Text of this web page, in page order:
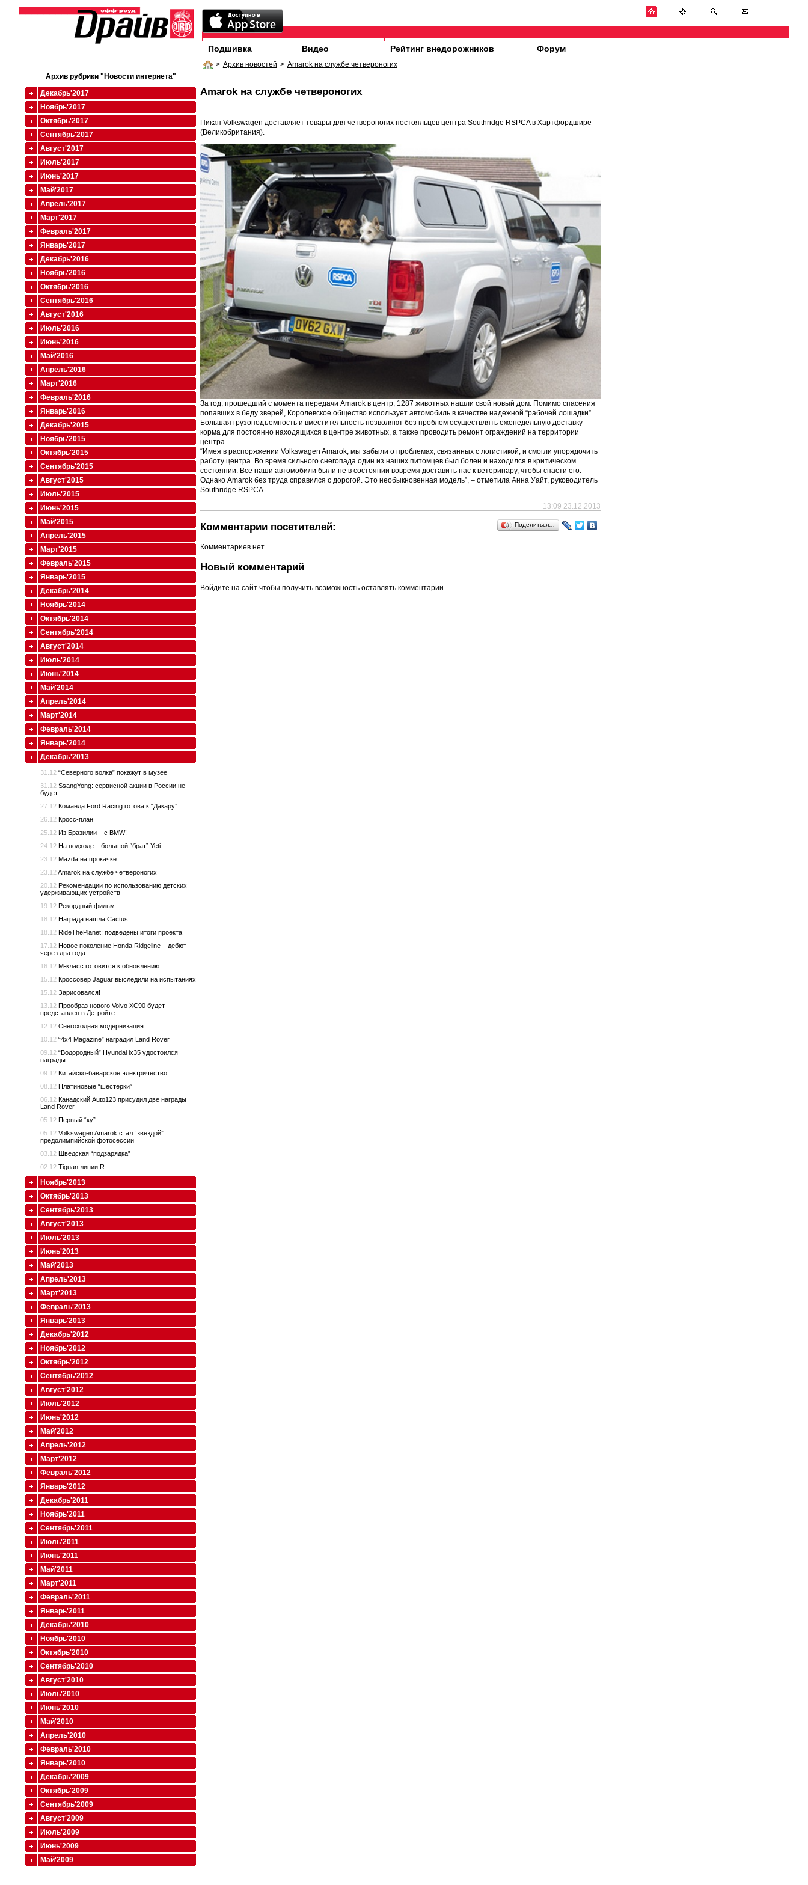
Подшивка Видео Рейтинг внедорожников Форум
> Архив новостей > Amarok на службе четвероногих
Amarok на службе четвероногих
Пикап Volkswagen доставляет товары для четвероногих постояльцев центра Southridge RSPCA в Хартфордшире
(Великобритания).
За год, прошедший с момента передачи Amarok в центр, 1287 животных нашли свой новый дом. Помимо спасения
попавших в беду зверей, Королевское общество использует автомобиль в качестве надежной “рабочей лошадки”.
Большая грузоподъемность и вместительность позволяют без проблем осуществлять еженедельную доставку
корма для постоянно находящихся в центре животных, а также проводить ремонт ограждений на территории
центра.
“Имея в распоряжении Volkswagen Amarok, мы забыли о проблемах, связанных с логистикой, и смогли упорядочить
работу центра. Во время сильного снегопада один из наших питомцев был болен и находился в критическом
состоянии. Все наши автомобили были не в состоянии вовремя доставить нас к ветеринару, чтобы спасти его.
Однако Amarok без труда справился с дорогой. Это необыкновенная модель”, – отметила Анна Уайт, руководитель
Southridge RSPCA.
13:09 23.12.2013
Поделиться…
Комментарии посетителей:
Комментариев нет
Новый комментарий
Войдите на сайт чтобы получить возможность оставлять комментарии.
Архив рубрики "Новости интернета"
Декабрь'2017
Ноябрь'2017
Октябрь'2017
Сентябрь'2017
Август'2017
Июль'2017
Июнь'2017
Май'2017
Апрель'2017
Март'2017
Февраль'2017
Январь'2017
Декабрь'2016
Ноябрь'2016
Октябрь'2016
Сентябрь'2016
Август'2016
Июль'2016
Июнь'2016
Май'2016
Апрель'2016
Март'2016
Февраль'2016
Январь'2016
Декабрь'2015
Ноябрь'2015
Октябрь'2015
Сентябрь'2015
Август'2015
Июль'2015
Июнь'2015
Май'2015
Апрель'2015
Март'2015
Февраль'2015
Январь'2015
Декабрь'2014
Ноябрь'2014
Октябрь'2014
Сентябрь'2014
Август'2014
Июль'2014
Июнь'2014
Май'2014
Апрель'2014
Март'2014
Февраль'2014
Январь'2014
Декабрь'2013
31.12 “Северного волка” покажут в музее
31.12 SsangYong: сервисной акции в России не
будет
27.12 Команда Ford Racing готова к “Дакару”
26.12 Кросс-план
25.12 Из Бразилии – с BMW!
24.12 На подходе – большой “брат” Yeti
23.12 Mazda на прокачке
23.12 Amarok на службе четвероногих
20.12 Рекомендации по использованию детских
удерживающих устройств
19.12 Рекордный фильм
18.12 Награда нашла Cactus
18.12 RideThePlanet: подведены итоги проекта
17.12 Новое поколение Honda Ridgeline – дебют
через два года
16.12 M-класс готовится к обновлению
15.12 Кроссовер Jaguar выследили на испытаниях
15.12 Зарисовался!
13.12 Прообраз нового Volvo XC90 будет
представлен в Детройте
12.12 Снегоходная модернизация
10.12 “4x4 Magazine” наградил Land Rover
09.12 “Водородный” Hyundai ix35 удостоился
награды
09.12 Китайско-баварское электричество
08.12 Платиновые “шестерки”
06.12 Канадский Auto123 присудил две награды
Land Rover
05.12 Первый “ку”
05.12 Volkswagen Amarok стал “звездой”
предолимпийской фотосессии
03.12 Шведская “подзарядка”
02.12 Tiguan линии R
Ноябрь'2013
Октябрь'2013
Сентябрь'2013
Август'2013
Июль'2013
Июнь'2013
Май'2013
Апрель'2013
Март'2013
Февраль'2013
Январь'2013
Декабрь'2012
Ноябрь'2012
Октябрь'2012
Сентябрь'2012
Август'2012
Июль'2012
Июнь'2012
Май'2012
Апрель'2012
Март'2012
Февраль'2012
Январь'2012
Декабрь'2011
Ноябрь'2011
Сентябрь'2011
Июль'2011
Июнь'2011
Май'2011
Март'2011
Февраль'2011
Январь'2011
Декабрь'2010
Ноябрь'2010
Октябрь'2010
Сентябрь'2010
Август'2010
Июль'2010
Июнь'2010
Май'2010
Апрель'2010
Февраль'2010
Январь'2010
Декабрь'2009
Октябрь'2009
Сентябрь'2009
Август'2009
Июль'2009
Июнь'2009
Май'2009